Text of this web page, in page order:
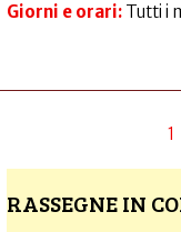
Giorni e orari: Tutti i
1
RASSEGNE IN